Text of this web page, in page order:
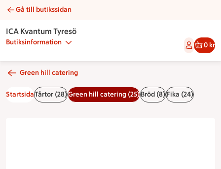
Studentbuffé nr 3 green hill | Catering ICA Kvantum Tyresö
Gå till butikssidan
ICA Kvantum Tyresö
Butiksinformation 0 kr
Green hill catering
StartsidaTårtor (28)Green hill catering (25)Bröd (8)Fika (24)